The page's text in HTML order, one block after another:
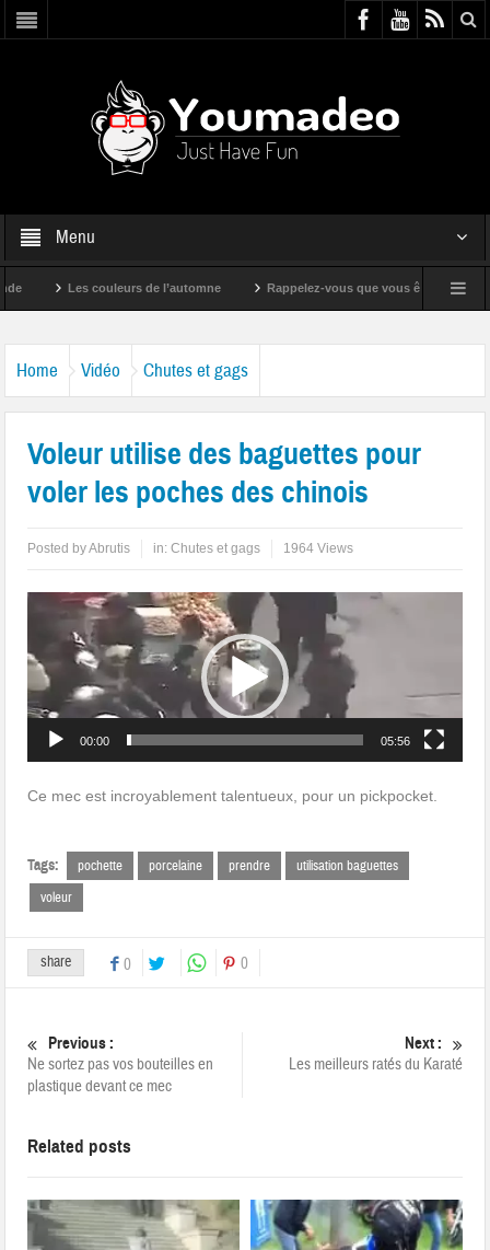
Menu
Les couleurs de l’automne Rappelez-vous que vous êtes super !
Home Vidéo Chutes et gags
Voleur utilise des baguettes pour
voler les poches des chinois
Posted byAbrutis in:Chutes et gags 1964 Views
Lecteur
00:00 05:56
Ce mec est incroyablement talentueux, pour un pickpocket.
Tags: pochette porcelaine prendre
utilisation baguettes
voleur
share 0 0
Previous :
Ne sortez pas vos bouteilles en
plastique devant ce mec
Next :
Les meilleurs ratés du Karaté
Related posts